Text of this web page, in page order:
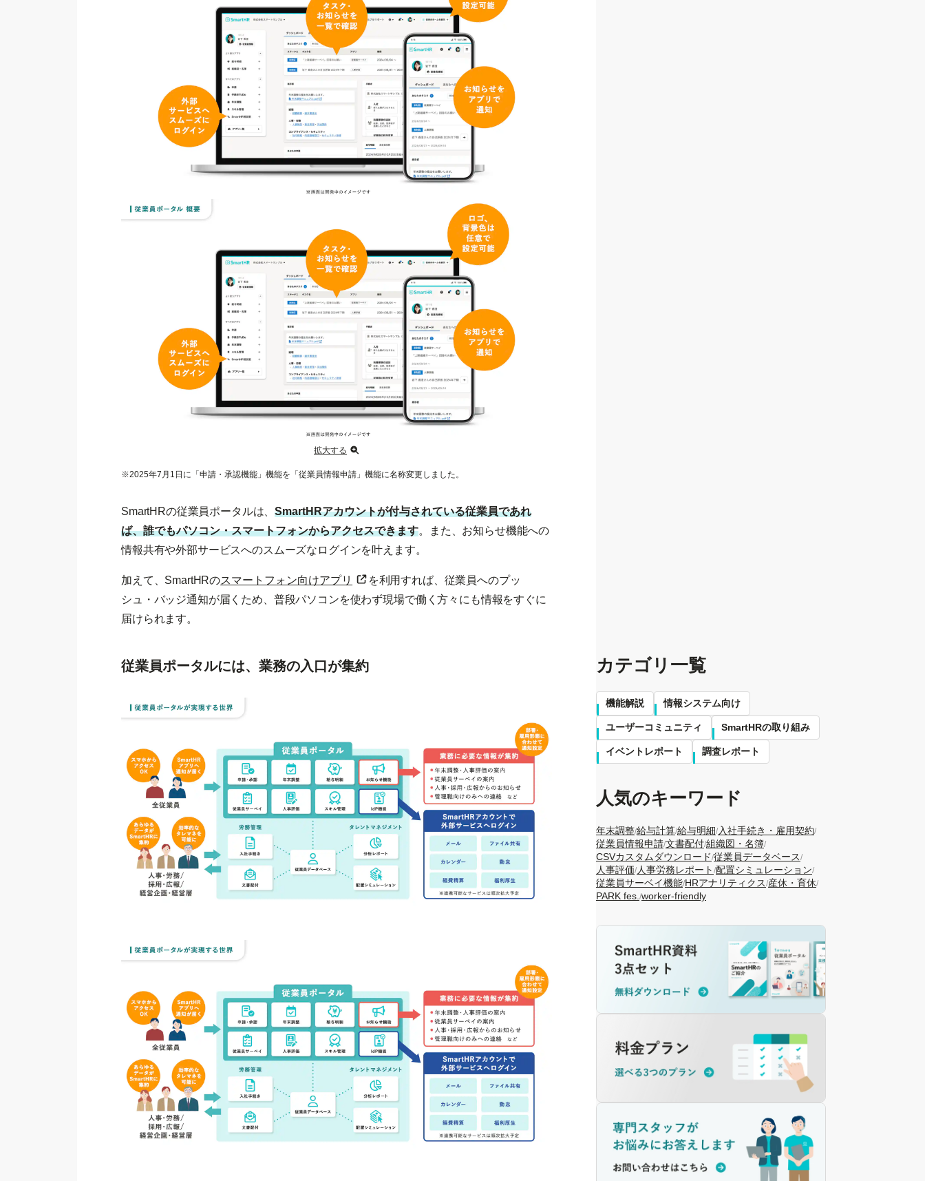
拡大する
※2025年7月1日に「申請・承認機能」機能を「従業員情報申請」機能に名称変更しました。
SmartHRの従業員ポータルは、SmartHRアカウントが付与されている従業員であれ
ば、誰でもパソコン・スマートフォンからアクセスできます。また、お知らせ機能への
情報共有や外部サービスへのスムーズなログインを叶えます。
加えて、SmartHRのスマートフォン向けアプリ
を利用すれば、従業員へのプッ
シュ・バッジ通知が届くため、普段パソコンを使わず現場で働く方々にも情報をすぐに
届けられます。
従業員ポータルには、業務の入口が集約 カテゴリ一覧
機能解説 情報システム向け
ユーザーコミュニティ SmartHRの取り組み
イベントレポート 調査レポート
人気のキーワード
年末調整/給与計算/給与明細/入社手続き・雇用契約/
従業員情報申請/文書配付/組織図・名簿/
CSVカスタムダウンロード/従業員データベース/
人事評価/人事労務レポート /配置シミュレーション/
従業員サーベイ機能/HRアナリティクス/産休・育休/
PARK fes./worker-friendly